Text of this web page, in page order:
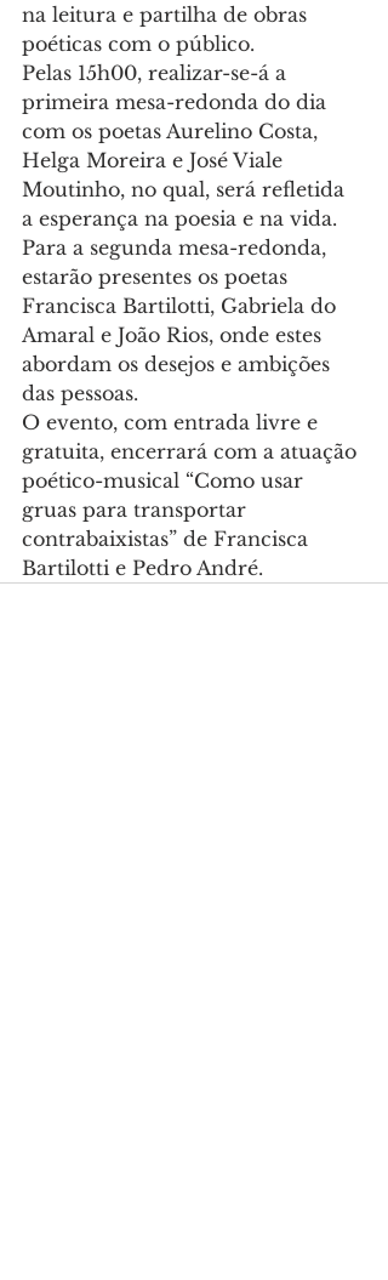
na leitura e partilha de obras
poéticas com o público.
Pelas 15h00, realizar-se-á a
primeira mesa-redonda do dia
com os poetas Aurelino Costa,
Helga Moreira e José Viale
Moutinho, no qual, será refletida
a esperança na poesia e na vida.
Para a segunda mesa-redonda,
estarão presentes os poetas
Francisca Bartilotti, Gabriela do
Amaral e João Rios, onde estes
abordam os desejos e ambições
das pessoas.
O evento, com entrada livre e
gratuita, encerrará com a atuação
poético-musical “Como usar
gruas para transportar
contrabaixistas” de Francisca
Bartilotti e Pedro André.